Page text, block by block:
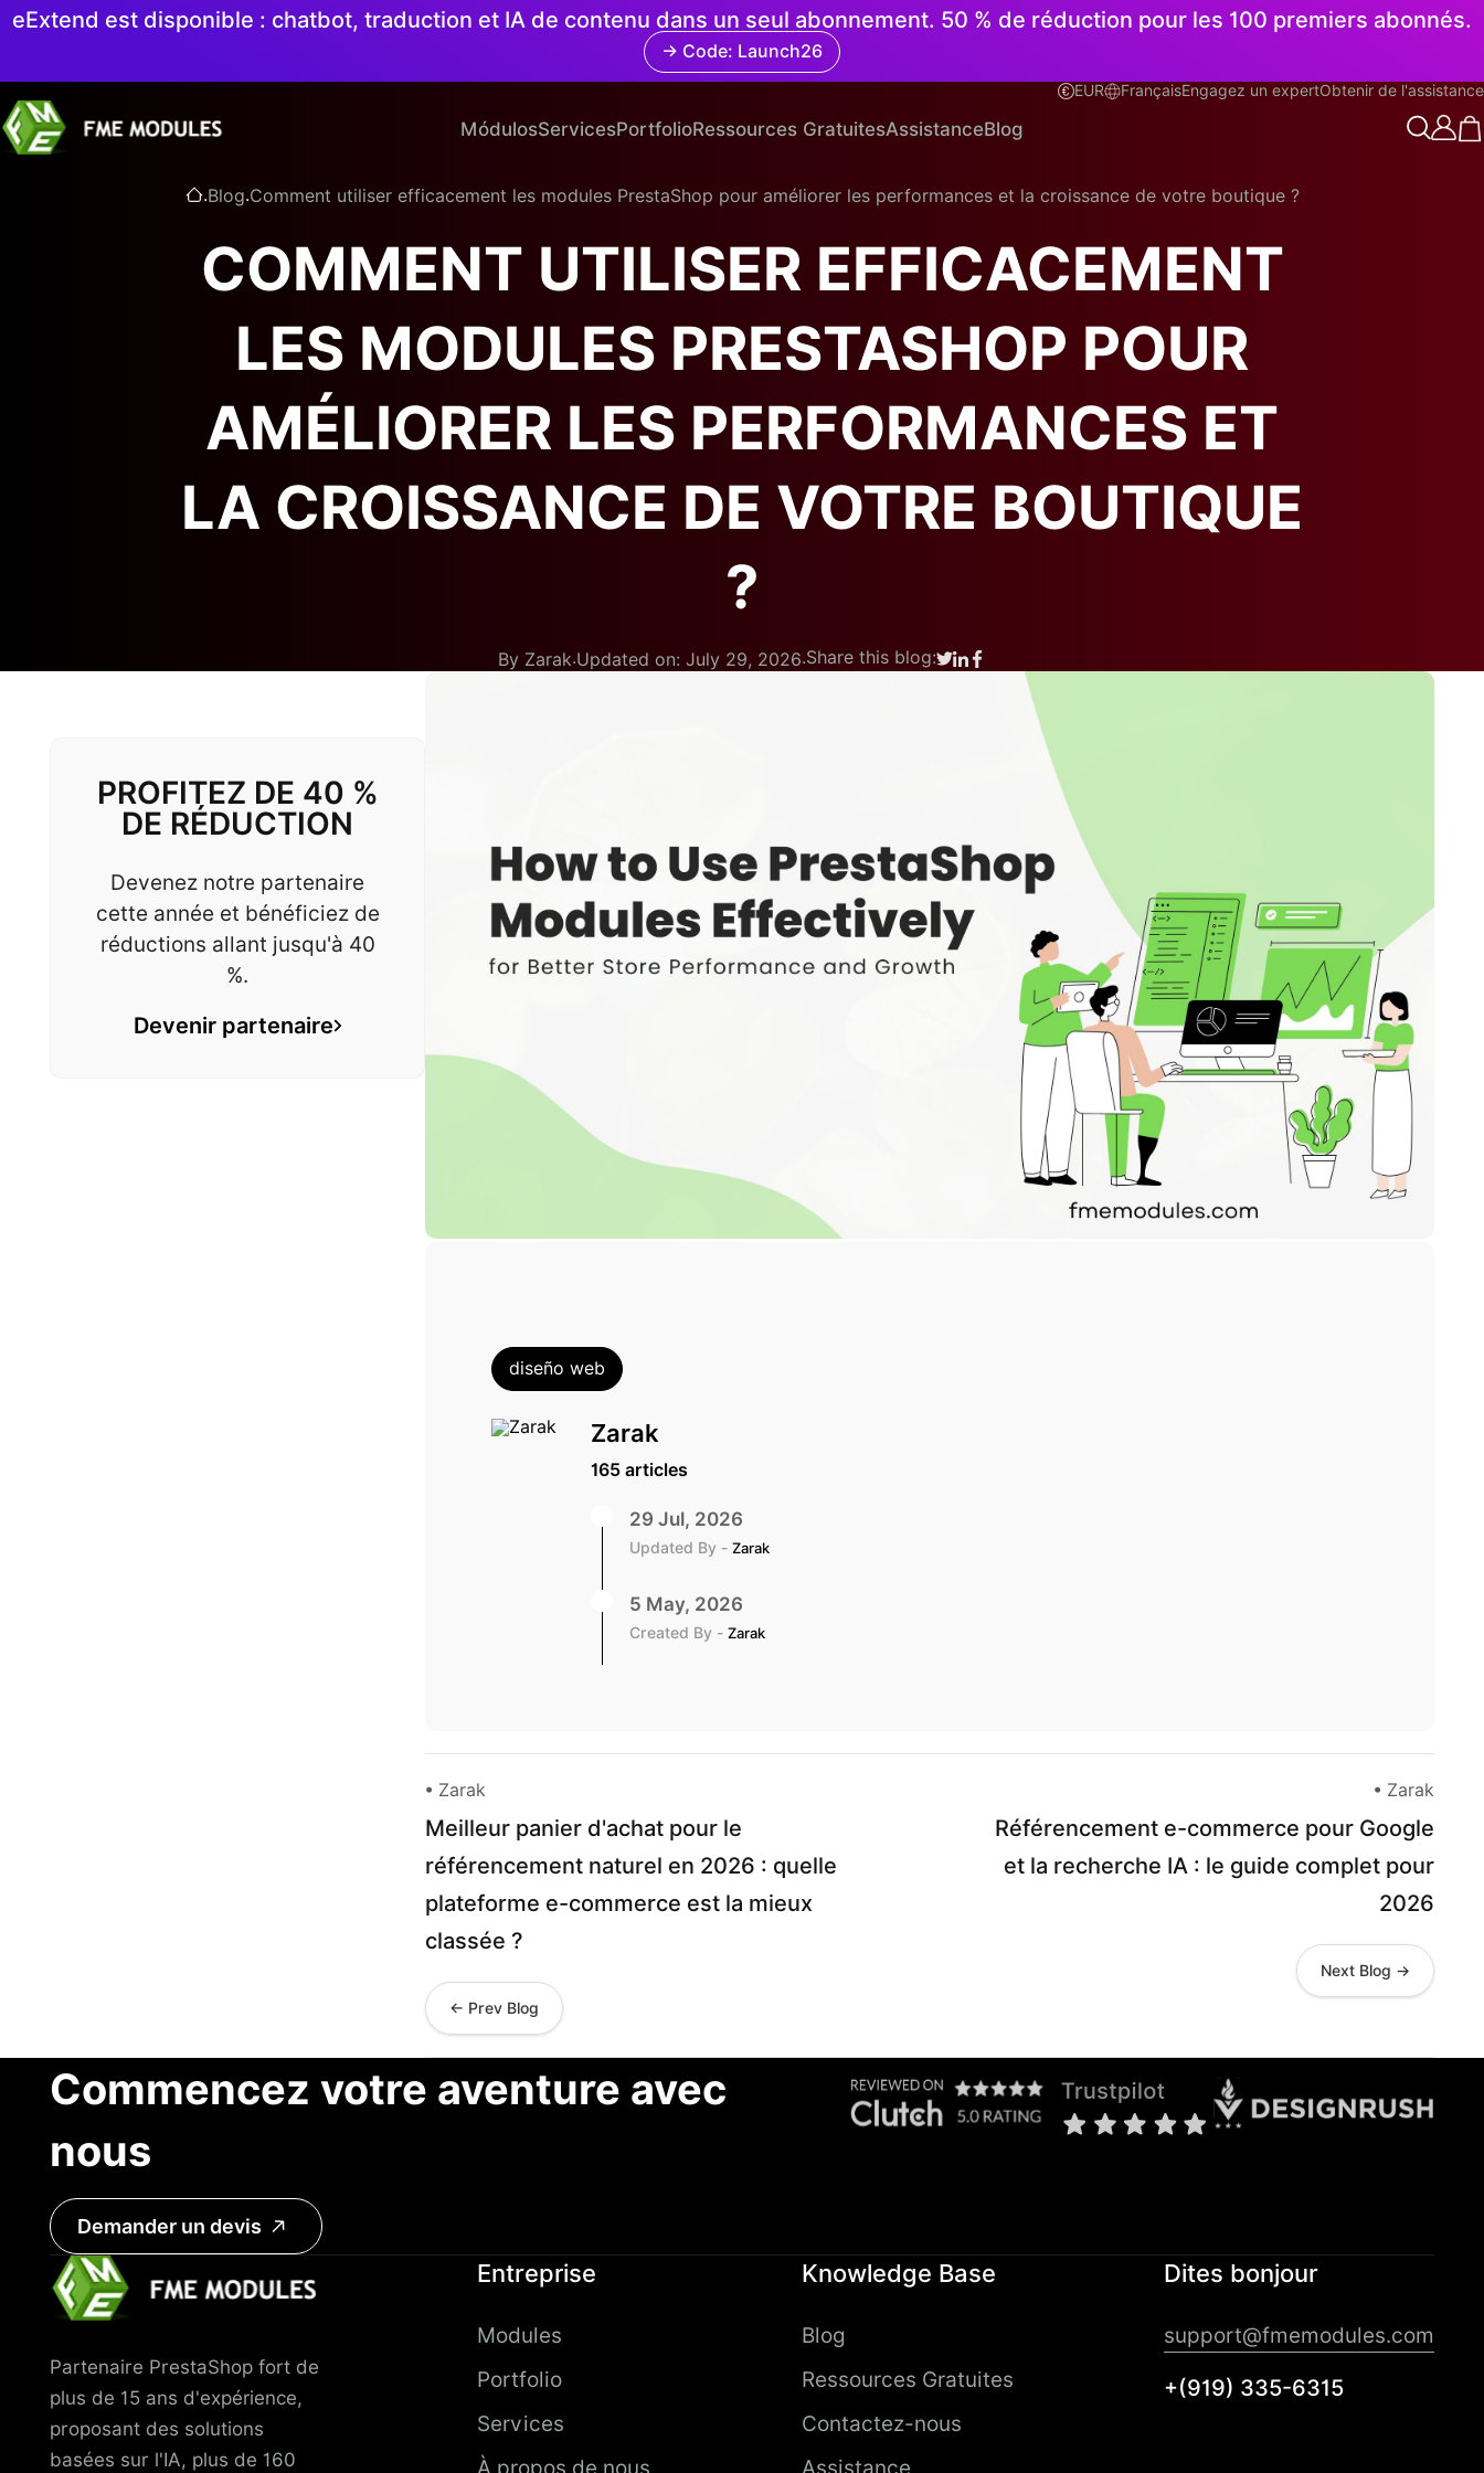
eExtend est disponible : chatbot, traduction et IA de contenu dans un seul abonnement. 50 % de réduction pour les 100 premiers abonnés.
→ Code: Launch26
EUR Français
Français Engagez un expertObtenir de l'assistance
MódulosServicesPortfolioRessources GratuitesAssistanceBlog
.Blog.Comment utiliser efficacement les modules PrestaShop pour améliorer les performances et la croissance de votre boutique ?
COMMENT UTILISER EFFICACEMENT
LES MODULES PRESTASHOP POUR
AMÉLIORER LES PERFORMANCES ET
LA CROISSANCE DE VOTRE BOUTIQUE
?
By Zarak.Updated on: July 29, 2026.Share this blog:
PROFITEZ DE 40 %
DE RÉDUCTION
Devenez notre partenaire
cette année et bénéficiez de
réductions allant jusqu'à 40
%.
Devenir partenaire
diseño web
Zarak
165 articles
29 Jul, 2026
Updated By - Zarak
5 May, 2026
Created By - Zarak
• Zarak
Meilleur panier d'achat pour le
référencement naturel en 2026 : quelle
plateforme e-commerce est la mieux
classée ?
← Prev Blog
• Zarak
Référencement e-commerce pour Google
et la recherche IA : le guide complet pour
2026
Next Blog →
Commencez votre aventure avec
nous
Demander un devis
Partenaire PrestaShop fort de
plus de 15 ans d'expérience,
proposant des solutions
basées sur l'IA, plus de 160
Entreprise
Modules
Portfolio
Services
À propos de nous
Knowledge Base
Blog
Ressources Gratuites
Contactez-nous
Assistance
Dites bonjour
support@fmemodules.com
+(919) 335-6315